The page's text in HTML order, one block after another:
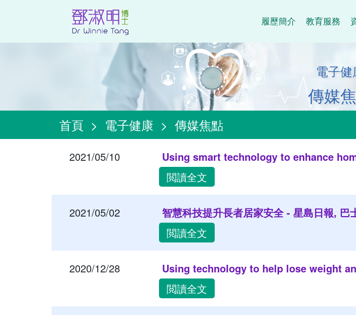
履歷簡介 教育服務
電子健
傳媒
首頁 > 電子健康 > 傳媒焦點
2021/05/10
Using smart technology to enhance
閲讀全文
2021/05/02
智慧科技提升長者居家安全 - 星島日報, 巴
閲讀全文
2020/12/28
Using technology to help lose weight
閲讀全文